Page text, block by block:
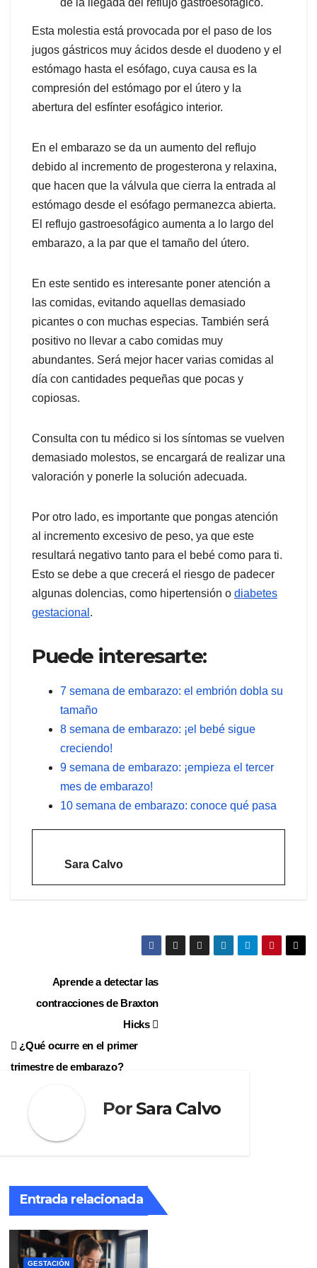
Esta molestia está provocada por el paso de los
jugos gástricos muy ácidos desde el duodeno y el
estómago hasta el esófago, cuya causa es la
compresión del estómago por el útero y la
abertura del esfínter esofágico interior.
En el embarazo se da un aumento del reflujo
debido al incremento de progesterona y relaxina,
que hacen que la válvula que cierra la entrada al
estómago desde el esófago permanezca abierta.
El reflujo gastroesofágico aumenta a lo largo del
embarazo, a la par que el tamaño del útero.
En este sentido es interesante poner atención a
las comidas, evitando aquellas demasiado
picantes o con muchas especias. También será
positivo no llevar a cabo comidas muy
abundantes. Será mejor hacer varias comidas al
día con cantidades pequeñas que pocas y
copiosas.
Consulta con tu médico si los síntomas se vuelven
demasiado molestos, se encargará de realizar una
valoración y ponerle la solución adecuada.
Por otro lado, es importante que pongas atención
al incremento excesivo de peso, ya que este
resultará negativo tanto para el bebé como para ti.
Esto se debe a que crecerá el riesgo de padecer
algunas dolencias, como hipertensión o diabetes
gestacional .
Puede interesarte:
7 semana de embarazo: el embrión dobla su
tamaño
8 semana de embarazo: ¡el bebé sigue
creciendo!
9 semana de embarazo: ¡empieza el tercer
mes de embarazo!
10 semana de embarazo: conoce qué pasa
Sara Calvo
Navegación
de
entradas
Aprende a detectar las
contracciones de Braxton
Hicks
¿Qué ocurre en el primer
trimestre de embarazo?
Por Sara Calvo
Entrada relacionada
GESTACIÓN